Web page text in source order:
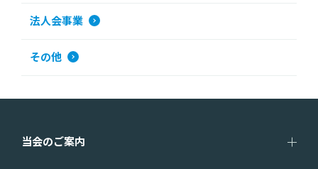
法人会事業
その他
当会のご案内